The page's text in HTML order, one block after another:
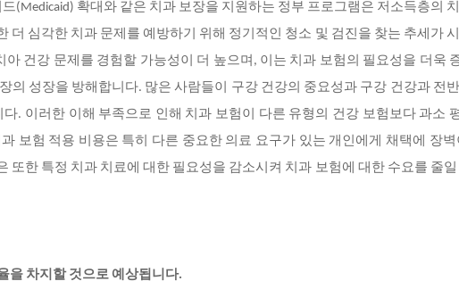
(Medicaid) 확대와 같은 치과 보장을 지원하는 정부 프로그램은 저소득층의
더 심각한 치과 문제를 예방하기 위해 정기적인 청소 및 검진을 찾는 추세가
건강 문제를 경험할 가능성이 더 높으며, 이는 치과 보험의 필요성을 더욱
의 성장을 방해합니다. 많은 사람들이 구강 건강의 중요성과 구강 건강과 전
. 이러한 이해 부족으로 인해 치과 보험이 다른 유형의 건강 보험보다 과소
보험 적용 비용은 특히 다른 중요한 의료 요구가 있는 개인에게 채택에 장벽
또한 특정 치과 치료에 대한 필요성을 감소시켜 치과 보험에 대한 수요를 줄일
을 차지할 것으로 예상됩니다.